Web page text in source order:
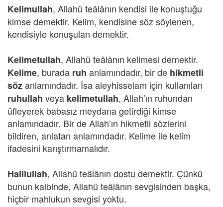
Kelimullah, Allahü teâlânın kendisi ile konuştuğu
kimse demektir. Kelim, kendisine söz söylenen,
kendisiyle konuşulan demektir.
Kelimetullah, Allahü teâlânın kelimesi demektir.
Kelime, burada ruh anlamındadır, bir de hikmetli
sözanlamındadır. İsa aleyhisselam için kullanılan
ruhullah veya kelimetullah, Allah’ın ruhundan
üfleyerek babasız meydana getirdiği kimse
anlamındadır. Bir de Allah’ın hikmetli sözlerini
bildiren, anlatan anlamındadır. Kelime ile kelim
ifadesini karıştırmamalıdır.
Halilullah, Allahü teâlânın dostu demektir. Çünkü
bunun kalbinde, Allahü teâlânın sevgisinden başka,
hiçbir mahlukun sevgisi yoktu.